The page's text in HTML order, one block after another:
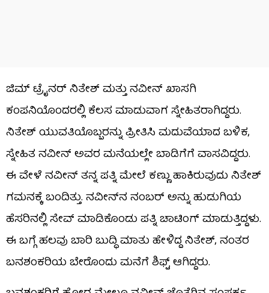
ಜಿಮ್ ಟ್ರೈನರ್ ನಿತೇಶ್ ಮತ್ತು ನವೀನ್ ಖಾಸಗಿ
ಕಂಪನಿಯೊಂದರಲ್ಲಿ ಕೆಲಸ ಮಾಡುವಾಗ ಸ್ನೇಹಿತರಾಗಿದ್ದರು.
ನಿತೇಶ್ ಯುವತಿಯೊಬ್ಬರನ್ನು ಪ್ರೀತಿಸಿ ಮದುವೆಯಾದ ಬಳಿಕ,
ಸ್ನೇಹಿತ ನವೀನ್ ಅವರ ಮನೆಯಲ್ಲೇ ಬಾಡಿಗೆಗೆ ವಾಸವಿದ್ದರು.
ಈ ವೇಳೆ ನವೀನ್ ತನ್ನ ಪತ್ನಿ ಮೇಲೆ ಕಣ್ಣು ಹಾಕಿರುವುದು ನಿತೇಶ್
ಗಮನಕ್ಕೆ ಬಂದಿತ್ತು. ನವೀನ್‌ನ ನಂಬರ್ ಅನ್ನು ಹುಡುಗಿಯ
ಹೆಸರಿನಲ್ಲಿ ಸೇವ್ ಮಾಡಿಕೊಂಡು ಪತ್ನಿ ಚಾಟಿಂಗ್ ಮಾಡುತ್ತಿದ್ದಳು.
ಈ ಬಗ್ಗೆ ಹಲವು ಬಾರಿ ಬುದ್ಧಿ ಮಾತು ಹೇಳಿದ್ದ ನಿತೇಶ್, ನಂತರ
ಬನಶಂಕರಿಯ ಬೇರೊಂದು ಮನೆಗೆ ಶಿಫ್ಟ್ ಆಗಿದ್ದರು.